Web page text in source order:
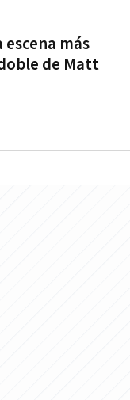
más
de Matt